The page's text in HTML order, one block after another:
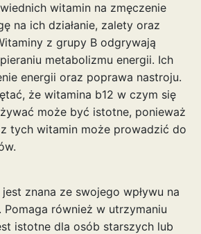
witamin na zmęczenie
na ich działanie, zalety oraz
z grupy B odgrywają
metabolizmu energii. Ich
energii oraz poprawa nastroju.
że witamina b12 w czym się
może być istotne, ponieważ
tych witamin może prowadzić do
znana ze swojego wpływu na
również w utrzymaniu
istotne dla osób starszych lub